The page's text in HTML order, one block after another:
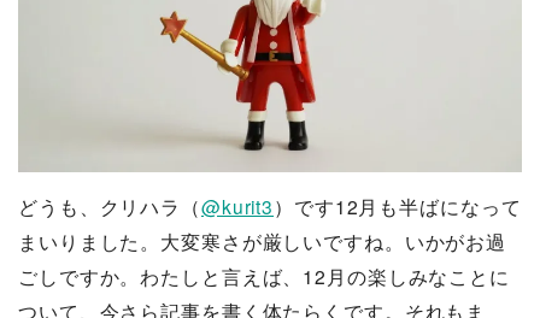
どうも、クリハラ（@kurit3）です12月も半ばになって
まいりました。大変寒さが厳しいですね。いかがお過
ごしですか。わたしと言えば、12月の楽しみなことに
ついて、今さら記事を書く体たらくです。それもま